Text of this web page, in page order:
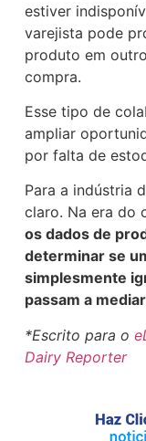
estiver
varejista pode
produto em
compra.
Esse tipo de
ampliar
por falta de
Para a indústria
claro. Na era do
os dados de
determinar se
simplesmente
passam a
*Escrito para o
Dairy Reporter